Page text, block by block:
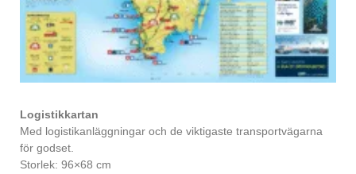
Logistikkartan
Med logistikanläggningar och de viktigaste transportvägarna
för godset.
Storlek: 96×68 cm